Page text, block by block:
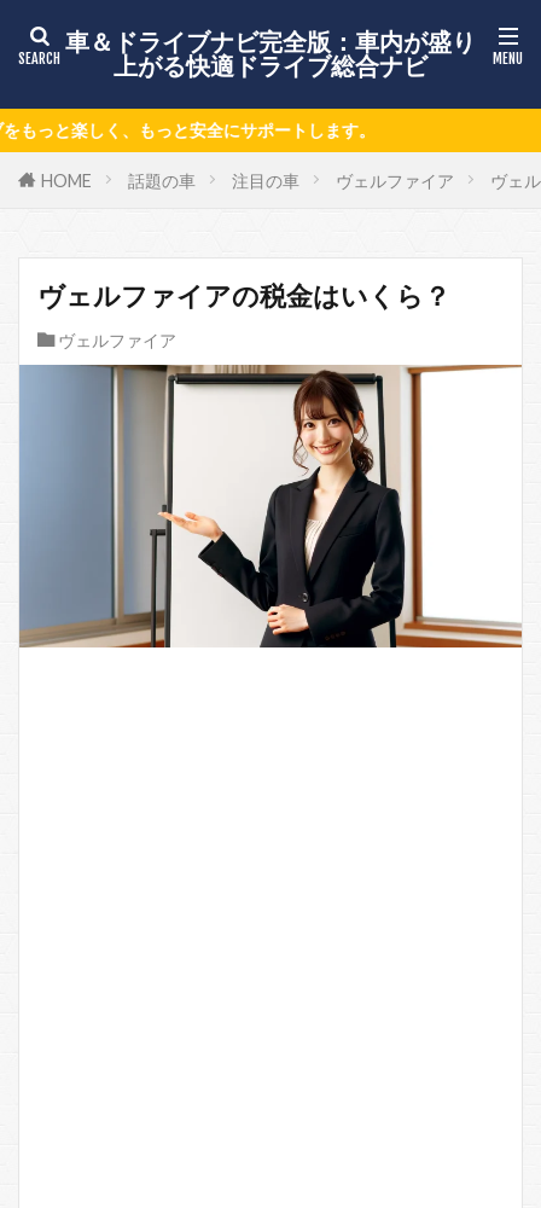
車＆ドライブナビ完全版：車内が盛り
上がる快適ドライブ総合ナビ
トします。
HOME 話題の車 注目の車 ヴェルファイア ヴェ
ヴェルファイアの税金はいくら？
ヴェルファイア